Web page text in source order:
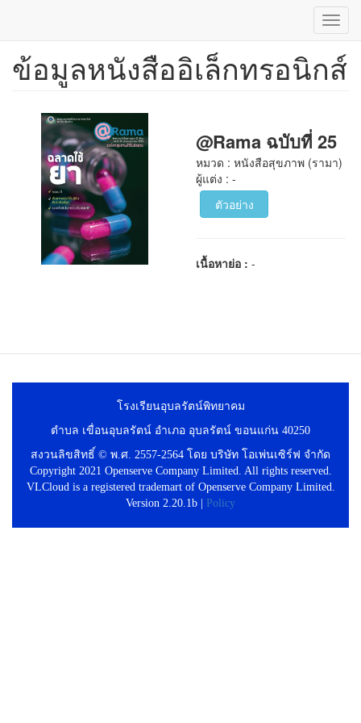
ข้าม
ข้อมูลหนังสืออิเล็กทรอนิกส์
@Rama ฉบับที่ 25
หมวด : หนังสือสุขภาพ (รามา)
ผู้แต่ง : -
ตัวอย่าง
เนื้อหาย่อ :-
โรงเรียนอุบลรัตน์พิทยาคม
ตำบล เขื่อนอุบลรัตน์ อำเภอ อุบลรัตน์ ขอนแก่น 40250
สงวนลิขสิทธิ์ © พ.ศ. 2557-2564 โดย บริษัท โอเพ่นเซิร์ฟ จำกัด
Copyright 2021 Openserve Company Limited. All rights reserved.
VLCloud is a registered trademart of Openserve Company Limited.
Version 2.20.1b |
Policy